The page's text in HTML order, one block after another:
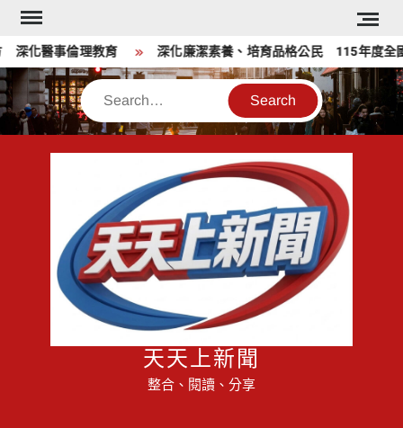
Skip
content
醫事倫理教育 深化廉潔素養、培育品格公民 115年度全國
Search
天天上新聞
整合、閱讀、分享